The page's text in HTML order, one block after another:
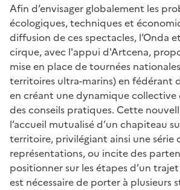
Afin d’envisager globalement les
écologiques, techniques et
diffusion de ces spectacles, l’Onda
cirque, avec l'appui d'Artcena,
mise en place de tournées
territoires ultra-marins) en fédérant
en créant une dynamique
des conseils pratiques. Cette
l’accueil mutualisé d’un chapiteau
territoire, privilégiant ainsi une série
représentations, ou incite des
positionner sur les étapes d’un
est nécessaire de porter à plusieurs